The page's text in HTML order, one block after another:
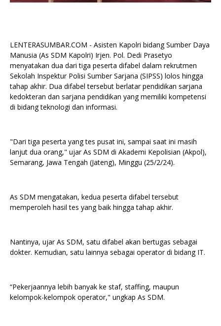
LENTERASUMBAR.COM - Asisten Kapolri bidang Sumber Daya
Manusia (As SDM Kapolri) Irjen. Pol. Dedi Prasetyo
menyatakan dua dari tiga peserta difabel dalam rekrutmen
Sekolah Inspektur Polisi Sumber Sarjana (SIPSS) lolos hingga
tahap akhir. Dua difabel tersebut berlatar pendidikan sarjana
kedokteran dan sarjana pendidikan yang memiliki kompetensi
di bidang teknologi dan informasi.
"Dari tiga peserta yang tes pusat ini, sampai saat ini masih
lanjut dua orang," ujar As SDM di Akademi Kepolisian (Akpol),
Semarang, Jawa Tengah (Jateng), Minggu (25/2/24).
As SDM mengatakan, kedua peserta difabel tersebut
memperoleh hasil tes yang baik hingga tahap akhir.
Nantinya, ujar As SDM, satu difabel akan bertugas sebagai
dokter. Kemudian, satu lainnya sebagai operator di bidang IT.
“Pekerjaannya lebih banyak ke staf, staffing, maupun
kelompok-kelompok operator," ungkap As SDM.